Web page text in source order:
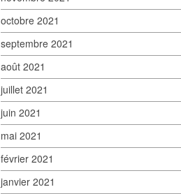
octobre 2021
septembre 2021
août 2021
juillet 2021
juin 2021
mai 2021
février 2021
janvier 2021